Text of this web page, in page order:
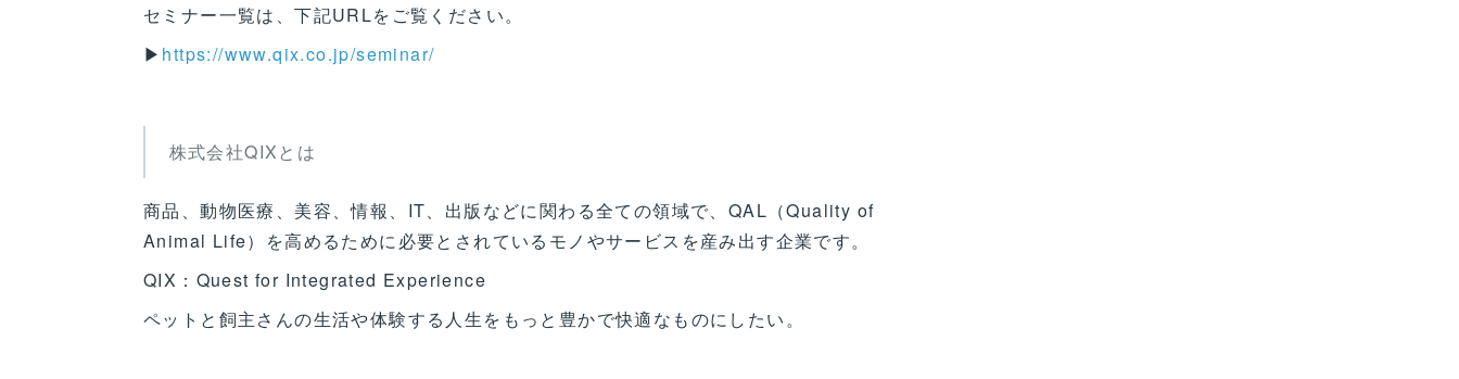
セミナー一覧は、下記URLをご覧ください。
▶ https://www.qix.co.jp/seminar/
株式会社QIXとは
商品、動物医療、美容、情報、IT、出版などに関わる全ての領域で、QAL（Quality of
Animal Life）を高めるために必要とされているモノやサービスを産み出す企業です。
QIX：Quest for Integrated Experience
ペットと飼主さんの生活や体験する人生をもっと豊かで快適なものにしたい。